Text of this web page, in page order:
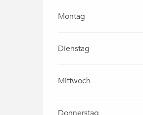
Montag
Dienstag
Mittwoch